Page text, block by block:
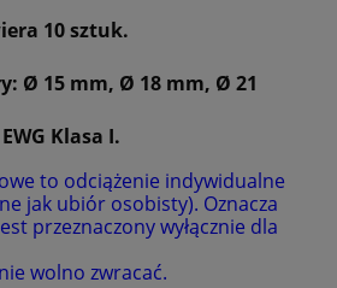
10 sztuk.
Ø 15 mm, Ø 18 mm, Ø 21
EWG Klasa I.
to odciążenie indywidualne
jak ubiór osobisty). Oznacza
przeznaczony wyłącznie dla
wolno zwracać.